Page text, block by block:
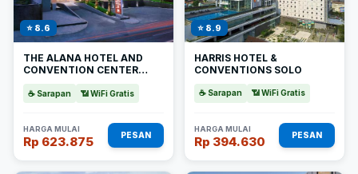
⭐ 8.6
THE ALANA HOTEL AND
CONVENTION CENTER
☕ Sarapan 📶 WiFi Gratis
HARGA MULAI
Rp 623.875 PESAN
⭐ 8.9
HARRIS HOTEL &
CONVENTIONS SOLO
☕ Sarapan 📶 WiFi Gratis
HARGA MULAI
Rp 394.630 PESAN